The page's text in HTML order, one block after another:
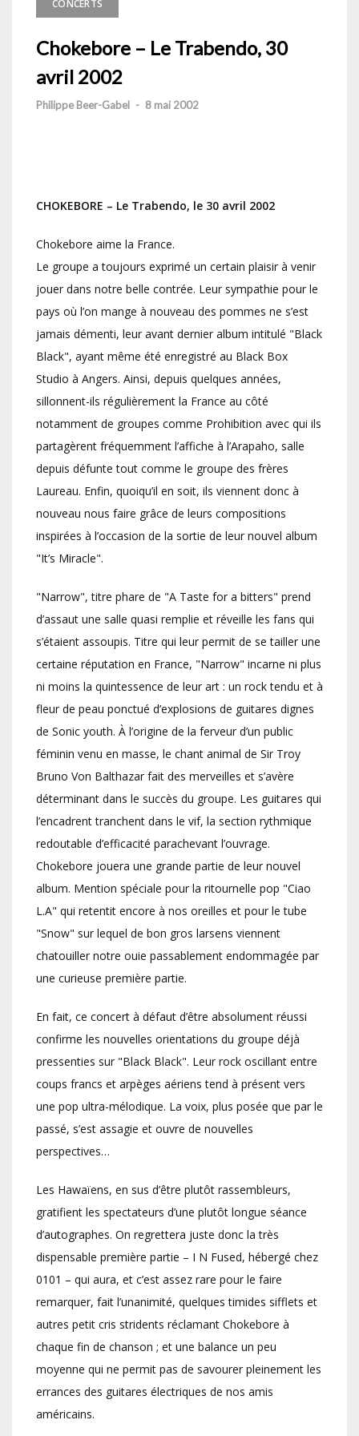
CONCERTS
Chokebore – Le Trabendo, 30
avril 2002
Philippe Beer-Gabel - 8 mai 2002
CHOKEBORE – Le Trabendo, le 30 avril 2002
Chokebore aime la France.
Le groupe a toujours exprimé un certain plaisir à venir
jouer dans notre belle contrée. Leur sympathie pour le
pays où l’on mange à nouveau des pommes ne s’est
jamais démenti, leur avant dernier album intitulé "Black
Black", ayant même été enregistré au Black Box
Studio à Angers. Ainsi, depuis quelques années,
sillonnent-ils régulièrement la France au côté
notamment de groupes comme Prohibition avec qui ils
partagèrent fréquemment l’affiche à l’Arapaho, salle
depuis défunte tout comme le groupe des frères
Laureau. Enfin, quoiqu’il en soit, ils viennent donc à
nouveau nous faire grâce de leurs compositions
inspirées à l’occasion de la sortie de leur nouvel album
"It’s Miracle".
"Narrow", titre phare de "A Taste for a bitters" prend
d’assaut une salle quasi remplie et réveille les fans qui
s’étaient assoupis. Titre qui leur permit de se tailler une
certaine réputation en France, "Narrow" incarne ni plus
ni moins la quintessence de leur art : un rock tendu et à
fleur de peau ponctué d’explosions de guitares dignes
de Sonic youth. À l’origine de la ferveur d’un public
féminin venu en masse, le chant animal de Sir Troy
Bruno Von Balthazar fait des merveilles et s’avère
déterminant dans le succès du groupe. Les guitares qui
l’encadrent tranchent dans le vif, la section rythmique
redoutable d’efficacité parachevant l’ouvrage.
Chokebore jouera une grande partie de leur nouvel
album. Mention spéciale pour la ritournelle pop "Ciao
L.A" qui retentit encore à nos oreilles et pour le tube
"Snow" sur lequel de bon gros larsens viennent
chatouiller notre ouie passablement endommagée par
une curieuse première partie.
En fait, ce concert à défaut d’être absolument réussi
confirme les nouvelles orientations du groupe déjà
pressenties sur "Black Black". Leur rock oscillant entre
coups francs et arpèges aériens tend à présent vers
une pop ultra-mélodique. La voix, plus posée que par le
passé, s’est assagie et ouvre de nouvelles
perspectives…
Les Hawaïens, en sus d’être plutôt rassembleurs,
gratifient les spectateurs d’une plutôt longue séance
d’autographes. On regrettera juste donc la très
dispensable première partie – I N Fused, hébergé chez
0101 – qui aura, et c’est assez rare pour le faire
remarquer, fait l’unanimité, quelques timides sifflets et
autres petit cris stridents réclamant Chokebore à
chaque fin de chanson ; et une balance un peu
moyenne qui ne permit pas de savourer pleinement les
errances des guitares électriques de nos amis
américains.